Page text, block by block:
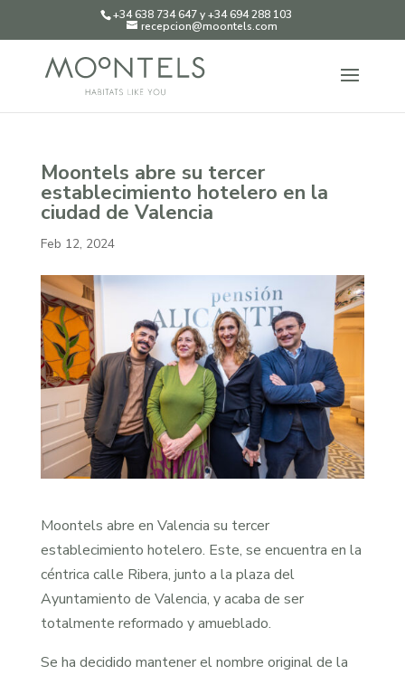
+34 638 734 647 y +34 694 288 103
recepcion@moontels.com
Moontels abre su tercer
establecimiento hotelero en la
ciudad de Valencia
Feb 12, 2024
Moontels abre en Valencia su tercer
establecimiento hotelero. Este, se encuentra en la
céntrica calle Ribera, junto a la plaza del
Ayuntamiento de Valencia, y acaba de ser
totalmente reformado y amueblado.
Se ha decidido mantener el nombre original de la